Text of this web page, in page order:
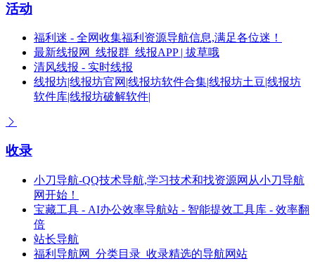
活动
福利迷 - 全网收集福利资源导航信息,满足各位迷！
最新线报网_线报群_线报APP | 拔草哦
清风线报 - 实时线报
线报坊|线报坊官网|线报坊软件合集|线报坊土豆|线报坊
软件库|线报坊破解软件|
收录
小刀导航-QQ技术导航,学习技术和找资源网从小刀导航
网开始！
宝藏工具 - AI办公效率导航站 - 智能提效工具库 - 效率翻
倍
站长导航
福利导航网_分类目录_收录精选的导航网站